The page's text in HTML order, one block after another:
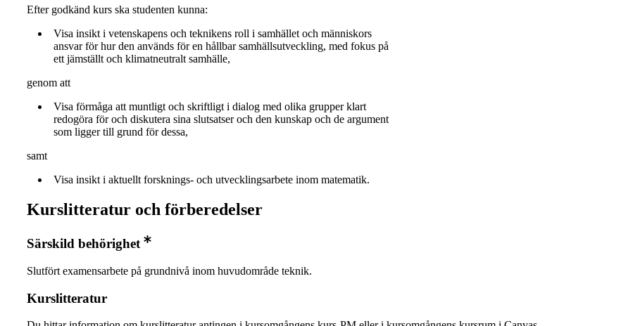
Efter godkänd kurs ska studenten kunna:
Visa insikt i vetenskapens och teknikens roll i samhället och människors
ansvar för hur den används för en hållbar samhällsutveckling, med fokus på
ett jämställt och klimatneutralt samhälle,
genom att
Visa förmåga att muntligt och skriftligt i dialog med olika grupper klart
redogöra för och diskutera sina slutsatser och den kunskap och de argument
som ligger till grund för dessa,
samt
Visa insikt i aktuellt forsknings- och utvecklingsarbete inom matematik.
Kurslitteratur och förberedelser
Särskild behörighet
Slutfört examensarbete på grundnivå inom huvudområde teknik.
Kurslitteratur